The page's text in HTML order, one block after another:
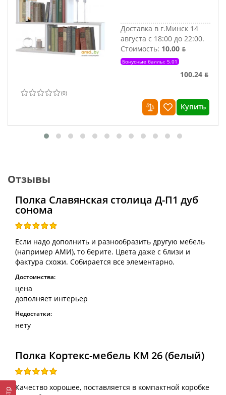
Доставка в г.Минск 14
августа с 18:00 до 22:00.
Стоимость: 10.00 ƃ
Бонусные баллы: 5.01
100.24 ƃ
(0)
Купить
Отзывы
Полка Славянская столица Д-П1 дуб
сонома
Если надо дополнить и разнообразить другую мебель
(например АМИ), то берите. Цвета даже с близи и
фактура схожи. Собирается все элементарно.
Достоинства:
цена
дополняет интерьер
Недостатки:
нету
Полка Кортекс-мебель КМ 26 (белый)
Качество хорошее, поставляется в компактной коробке